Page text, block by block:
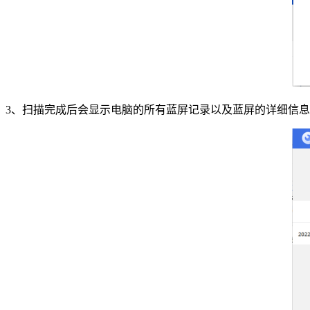
3、扫描完成后会显示电脑的所有蓝屏记录以及蓝屏的详细信